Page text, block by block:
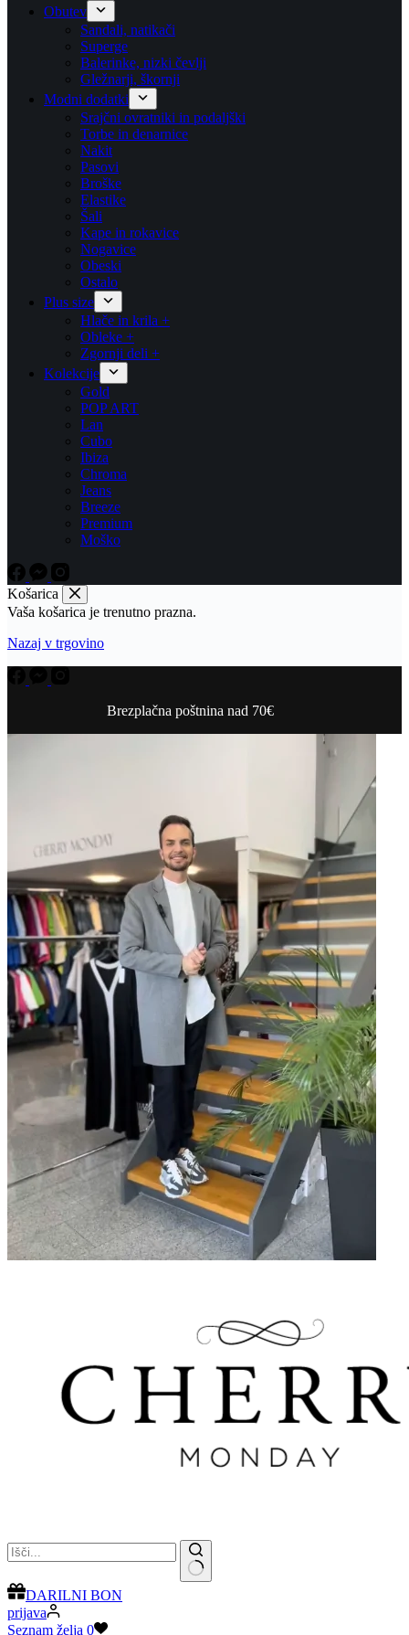
Obutev
Sandali, natikači
Superge
Balerinke, nizki čevlji
Gležnarji, škornji
Modni dodatki
Srajčni ovratniki in podaljški
Torbe in denarnice
Nakit
Pasovi
Broške
Elastike
Šali
Kape in rokavice
Nogavice
Obeski
Ostalo
Plus size
Hlače in krila +
Obleke +
Zgornji deli +
Kolekcije
Gold
POP ART
Lan
Cubo
Ibiza
Chroma
Jeans
Breeze
Premium
Moško
Košarica
Vaša košarica je trenutno prazna.
Nazaj v trgovino
Brezplačna poštnina nad 70€
No
results
DARILNI BON
prijava
Seznam želja 0